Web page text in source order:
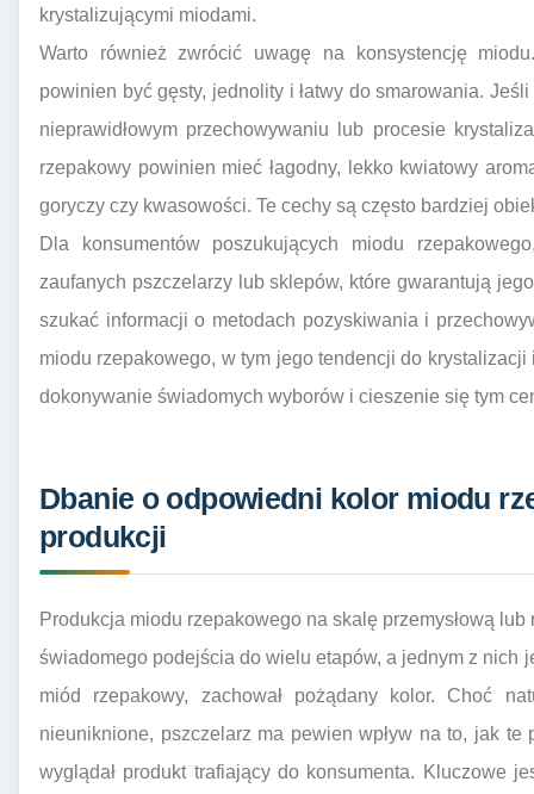
krystalizującymi miodami.
Warto również zwrócić uwagę na konsystencję
powinien być gęsty, jednolity i łatwy do smarowania.
nieprawidłowym przechowywaniu lub procesie
rzepakowy powinien mieć łagodny, lekko kwiatowy
goryczy czy kwasowości. Te cechy są często bardziej
Dla konsumentów poszukujących miodu
zaufanych pszczelarzy lub sklepów, które gwarantują
szukać informacji o metodach pozyskiwania i
miodu rzepakowego, w tym jego tendencji do
dokonywanie świadomych wyborów i cieszenie się tym
Dbanie o odpowiedni kolor miodu
produkcji
Produkcja miodu rzepakowego na skalę przemysłową
świadomego podejścia do wielu etapów, a jednym z nich
miód rzepakowy, zachował pożądany kolor. Choć
nieuniknione, pszczelarz ma pewien wpływ na to, jak
wyglądał produkt trafiający do konsumenta. Kluczowe